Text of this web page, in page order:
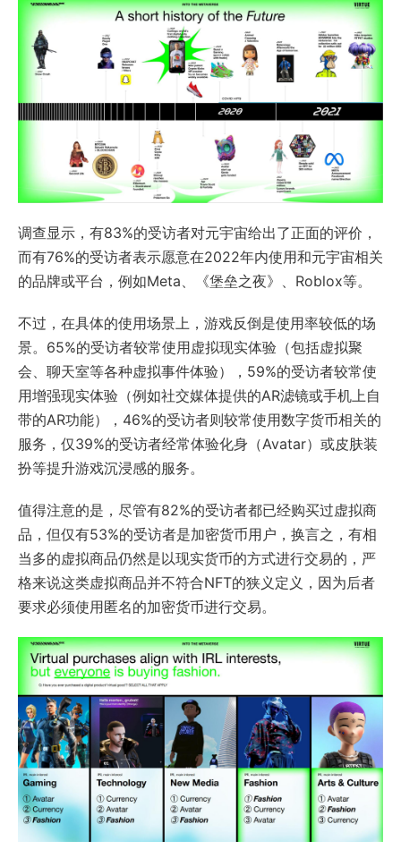
调查显示，有83%的受访者对元宇宙给出了正面的评价，
而有76%的受访者表示愿意在2022年内使用和元宇宙相关
的品牌或平台，例如Meta、《堡垒之夜》、Roblox等。
不过，在具体的使用场景上，游戏反倒是使用率较低的场
景。65%的受访者较常使用虚拟现实体验（包括虚拟聚
会、聊天室等各种虚拟事件体验），59%的受访者较常使
用增强现实体验（例如社交媒体提供的AR滤镜或手机上自
带的AR功能），46%的受访者则较常使用数字货币相关的
服务，仅39%的受访者经常体验化身（Avatar）或皮肤装
扮等提升游戏沉浸感的服务。
值得注意的是，尽管有82%的受访者都已经购买过虚拟商
品，但仅有53%的受访者是加密货币用户，换言之，有相
当多的虚拟商品仍然是以现实货币的方式进行交易的，严
格来说这类虚拟商品并不符合NFT的狭义定义，因为后者
要求必须使用匿名的加密货币进行交易。